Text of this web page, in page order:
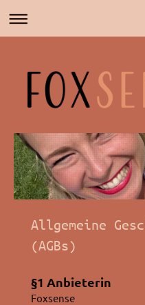
Allgemeine
(AGBs)
§1 Anbieterin
Foxsense